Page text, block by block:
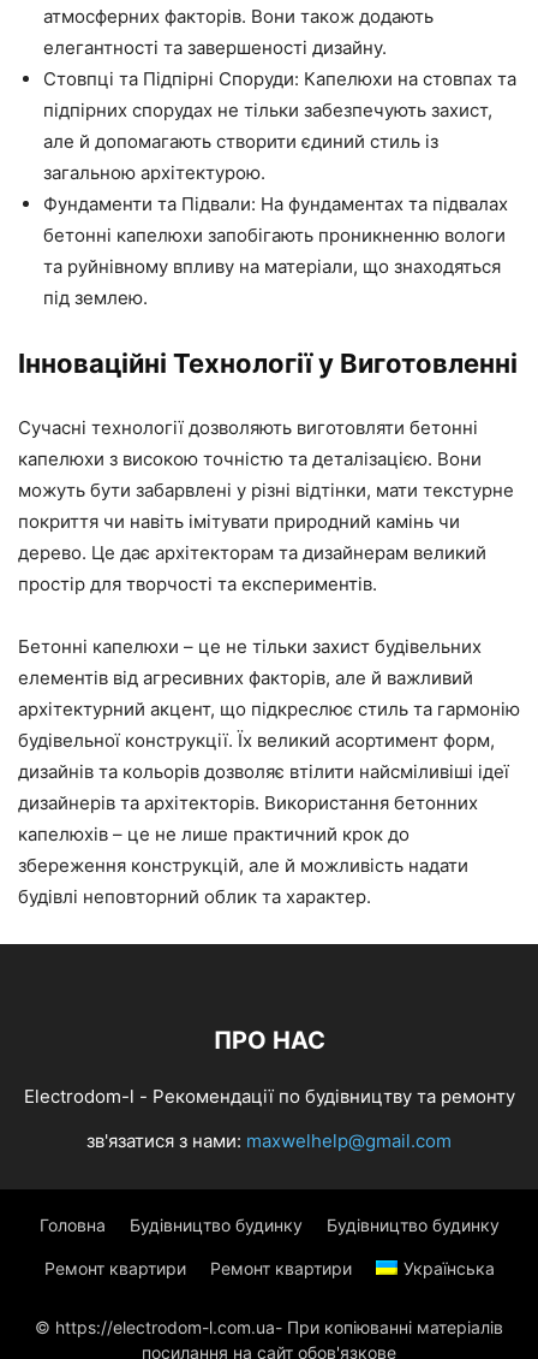
атмосферних факторів. Вони також додають
елегантності та завершеності дизайну.
Стовпці та Підпірні Споруди: Капелюхи на стовпах та
підпірних спорудах не тільки забезпечують захист,
але й допомагають створити єдиний стиль із
загальною архітектурою.
Фундаменти та Підвали: На фундаментах та підвалах
бетонні капелюхи запобігають проникненню вологи
та руйнівному впливу на матеріали, що знаходяться
під землею.
Інноваційні Технології у Виготовленні
Сучасні технології дозволяють виготовляти бетонні
капелюхи з високою точністю та деталізацією. Вони
можуть бути забарвлені у різні відтінки, мати текстурне
покриття чи навіть імітувати природний камінь чи
дерево. Це дає архітекторам та дизайнерам великий
простір для творчості та експериментів.
Бетонні капелюхи – це не тільки захист будівельних
елементів від агресивних факторів, але й важливий
архітектурний акцент, що підкреслює стиль та гармонію
будівельної конструкції. Їх великий асортимент форм,
дизайнів та кольорів дозволяє втілити найсміливіші ідеї
дизайнерів та архітекторів. Використання бетонних
капелюхів – це не лише практичний крок до
збереження конструкцій, але й можливість надати
будівлі неповторний облик та характер.
ПРО НАС
Electrodom-l - Рекомендації по будівництву та ремонту
зв'язатися з нами: maxwelhelp@gmail.com
Головна Будівництво будинку Будівництво будинку
Ремонт квартири Ремонт квартири Українська
© https://electrodom-l.com.ua- При копіюванні матеріалів
посилання на сайт обов'язкове